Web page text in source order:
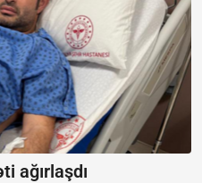
ağırlaşdı